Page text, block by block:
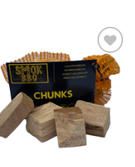
Toevoegen
aan
verlanglijst